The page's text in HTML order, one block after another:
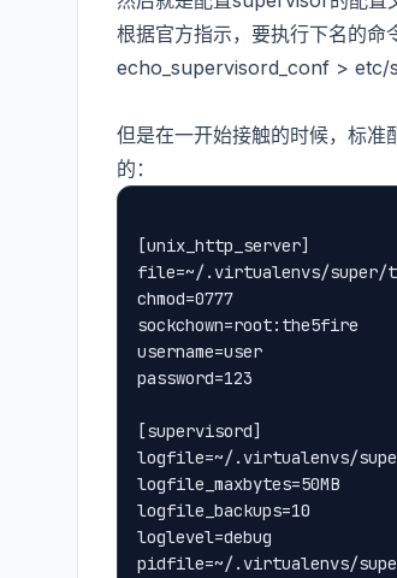
根据官方指示，要执行下名的命
echo_supervisord_conf >
但是在一开始接触的时候，标准
的：
[unix_http_server]
file=~/.virtualenvs/
chmod=0777
sockchown=root:the5fire
username=user
password=123
[supervisord]
logfile=~/.virtualenvs/
logfile_backups=10
loglevel=debug
pidfile=~/.virtualenvs/